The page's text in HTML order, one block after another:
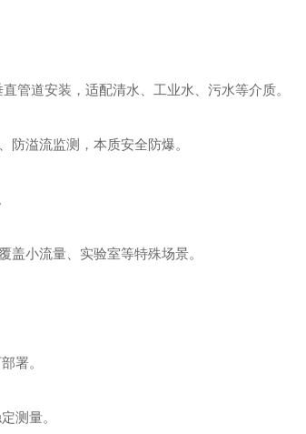
管道安装，适配清水、工业水、污水等介质。
防溢流监测，本质安全防爆。
盖小流量、实验室等特殊场景。
署。
测量。